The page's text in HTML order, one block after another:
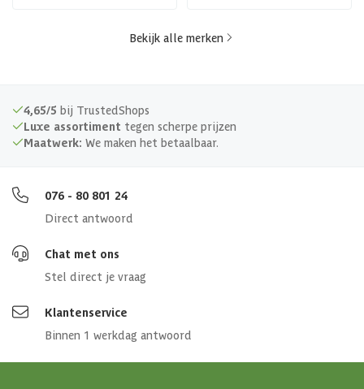
Bekijk alle merken
4,65/5 bij TrustedShops
Luxe assortiment tegen scherpe prijzen
Maatwerk: We maken het betaalbaar.
076 - 80 801 24
Direct antwoord
Chat met ons
Stel direct je vraag
Klantenservice
Binnen 1 werkdag antwoord